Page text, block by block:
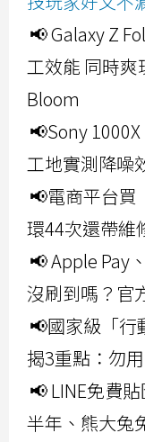
📢 Galaxy Z
工效能 同時爽
Bloom
📢Sony 1000X
工地實測降噪
📢電商平台買
環44次還帶維
📢 Apple Pay
沒刷到嗎？官
📢國家級「行
揭3重點：勿
📢 LINE免費
半年、熊大兔